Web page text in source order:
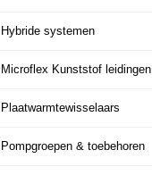
Hybride systemen
Microflex Kunststof leidingen
Plaatwarmtewisselaars
Pompgroepen & toebehoren